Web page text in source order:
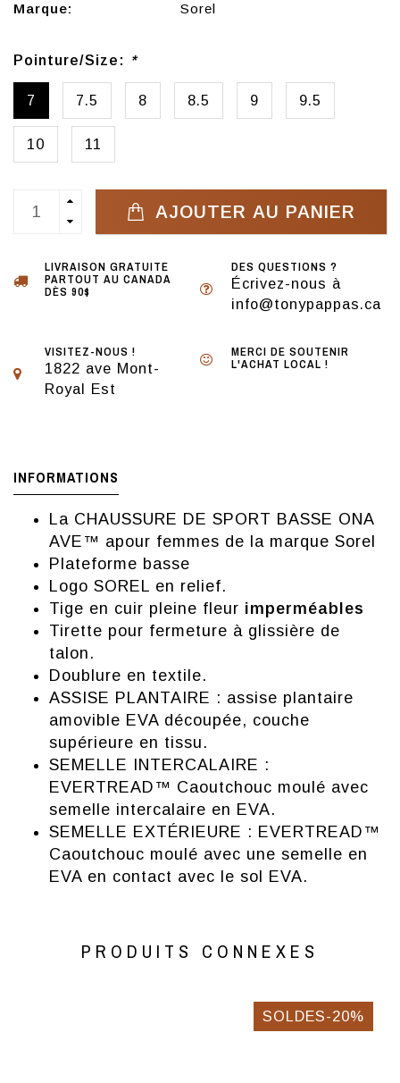
Marque:
Sorel
Pointure/Size: *
7 7.5 8 8.5 9 9.5
10 11
AJOUTER AU PANIER
LIVRAISON GRATUITE
PARTOUT AU CANADA
DÈS 90$
DES QUESTIONS ?
Écrivez-nous à
info@tonypappas.ca
VISITEZ-NOUS !
1822 ave Mont-
Royal Est
MERCI DE SOUTENIR
L'ACHAT LOCAL !
INFORMATIONS
La CHAUSSURE DE SPORT BASSE ONA
AVE™ apour femmes de la marque Sorel
Plateforme basse
Logo SOREL en relief.
Tige en cuir pleine fleur imperméables
Tirette pour fermeture à glissière de
talon.
Doublure en textile.
ASSISE PLANTAIRE : assise plantaire
amovible EVA découpée, couche
supérieure en tissu.
SEMELLE INTERCALAIRE :
EVERTREAD™ Caoutchouc moulé avec
semelle intercalaire en EVA.
SEMELLE EXTÉRIEURE : EVERTREAD™
Caoutchouc moulé avec une semelle en
EVA en contact avec le sol EVA.
PRODUITS CONNEXES
SOLDES-20%